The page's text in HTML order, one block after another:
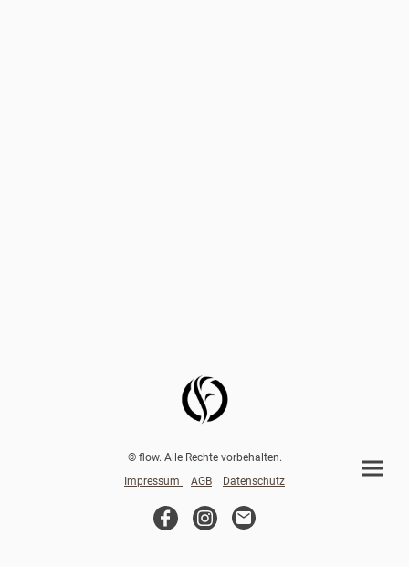
© flow. Alle Rechte vorbehalten.
Impressum
AGB Datenschutz